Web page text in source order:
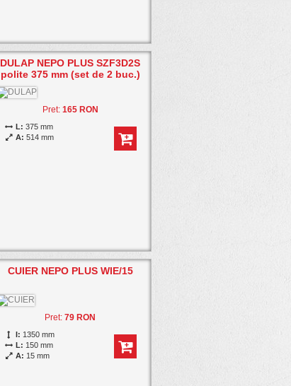
DULAP NEPO PLUS SZF3D2S
polite 375 mm (set de 2 buc.)
Pret:165 RON
L: 375 mm
A: 514 mm
CUIER NEPO PLUS WIE/15
Pret: 79 RON
I: 1350 mm
L: 150 mm
A: 15 mm